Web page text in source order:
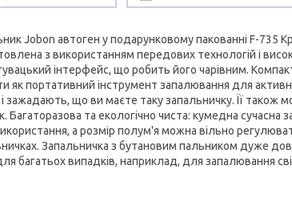
Jobon автоген у подарунковому пакованні F-735
з використанням передових технологій і
інтерфейс, що робить його чарівним.
як портативний інструмент запалювання для
зажадають, що ви маєте таку запальничку. Її також
Багаторазова та екологічно чиста: кумедна
а розмір полум'я можна вільно
Запальничка з бутановим пальником дуже
багатьох випадків, наприклад, для запалювання